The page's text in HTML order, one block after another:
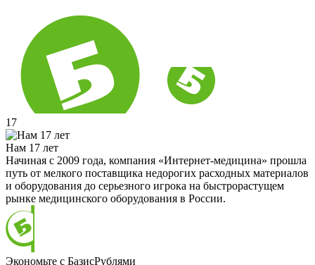
17
Нам 17 лет
Начиная с 2009 года, компания «Интернет-медицина» прошла
путь от мелкого поставщика недорогих расходных материалов
и оборудования до серьезного игрока на быстрорастущем
рынке медицинского оборудования в России.
Экономьте с БазисРублями